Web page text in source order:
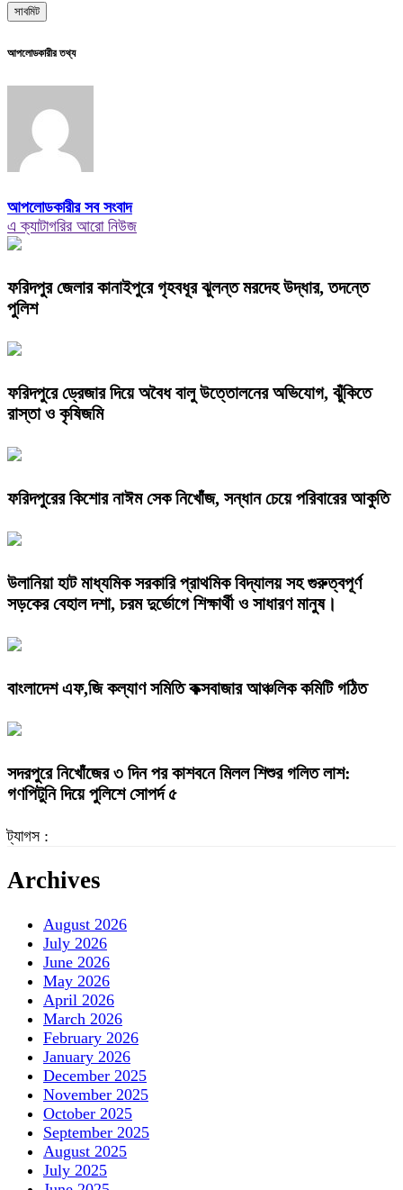
আপলোডকারীর তথ্য
আপলোডকারীর সব সংবাদ
এ ক্যাটাগরির আরো নিউজ
ফরিদপুর জেলার কানাইপুরে গৃহবধূর ঝুলন্ত মরদেহ উদ্ধার, তদন্তে
পুলিশ
ফরিদপুরে ড্রেজার দিয়ে অবৈধ বালু উত্তোলনের অভিযোগ, ঝুঁকিতে
রাস্তা ও কৃষিজমি
ফরিদপুরের কিশোর নাঈম সেক নিখোঁজ, সন্ধান চেয়ে পরিবারের আকুতি
উলানিয়া হাট মাধ্যমিক সরকারি প্রাথমিক বিদ্যালয় সহ গুরুত্বপূর্ণ
সড়কের বেহাল দশা, চরম দুর্ভোগে শিক্ষার্থী ও সাধারণ মানুষ।
বাংলাদেশ এফ,জি কল্যাণ সমিতি কক্সবাজার আঞ্চলিক কমিটি গঠিত
সদরপুরে নিখোঁজের ৩ দিন পর কাশবনে মিলল শিশুর গলিত লাশ:
গণপিটুনি দিয়ে পুলিশে সোপর্দ ৫
ট্যাগস :
Archives
August 2026
July 2026
June 2026
May 2026
April 2026
March 2026
February 2026
January 2026
December 2025
November 2025
October 2025
September 2025
August 2025
July 2025